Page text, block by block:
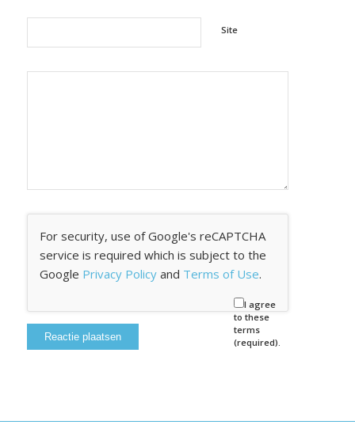
Site
For security, use of Google's reCAPTCHA
service is required which is subject to the
Google Privacy Policyand Terms of Use.
I agree
to these
terms
(required).